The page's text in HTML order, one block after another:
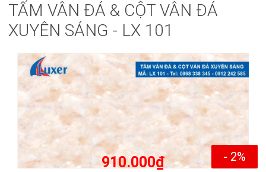
TẤM VÂN ĐÁ & CỘT VÂN ĐÁ
XUYÊN SÁNG - LX 101
- 2%
910.000₫